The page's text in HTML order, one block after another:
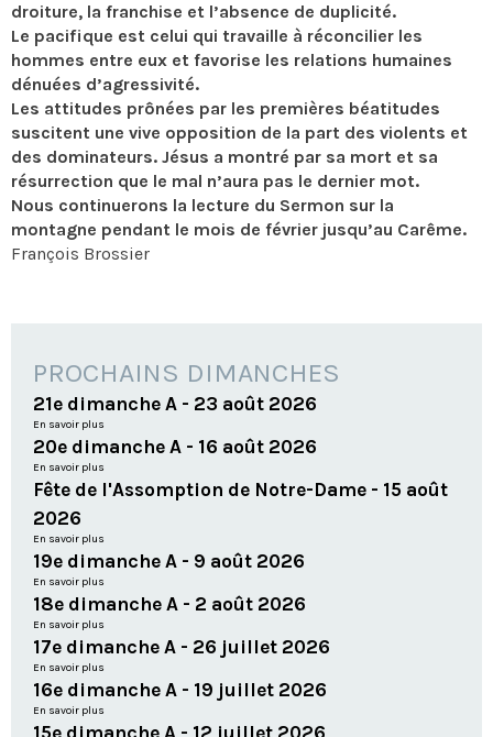
droiture, la franchise et l’absence de duplicité.
Le pacifique est celui qui travaille à réconcilier les
hommes entre eux et favorise les relations humaines
dénuées d’agressivité.
Les attitudes prônées par les premières béatitudes
suscitent une vive opposition de la part des violents et
des dominateurs. Jésus a montré par sa mort et sa
résurrection que le mal n’aura pas le dernier mot.
Nous continuerons la lecture du Sermon sur la
montagne pendant le mois de février jusqu’au Carême.
François Brossier
PROCHAINS DIMANCHES
21e dimanche A - 23 août 2026
En savoir plus
20e dimanche A - 16 août 2026
En savoir plus
Fête de l'Assomption de Notre-Dame - 15 août
2026
En savoir plus
19e dimanche A - 9 août 2026
En savoir plus
18e dimanche A - 2 août 2026
En savoir plus
17e dimanche A - 26 juillet 2026
En savoir plus
16e dimanche A - 19 juillet 2026
En savoir plus
15e dimanche A - 12 juillet 2026